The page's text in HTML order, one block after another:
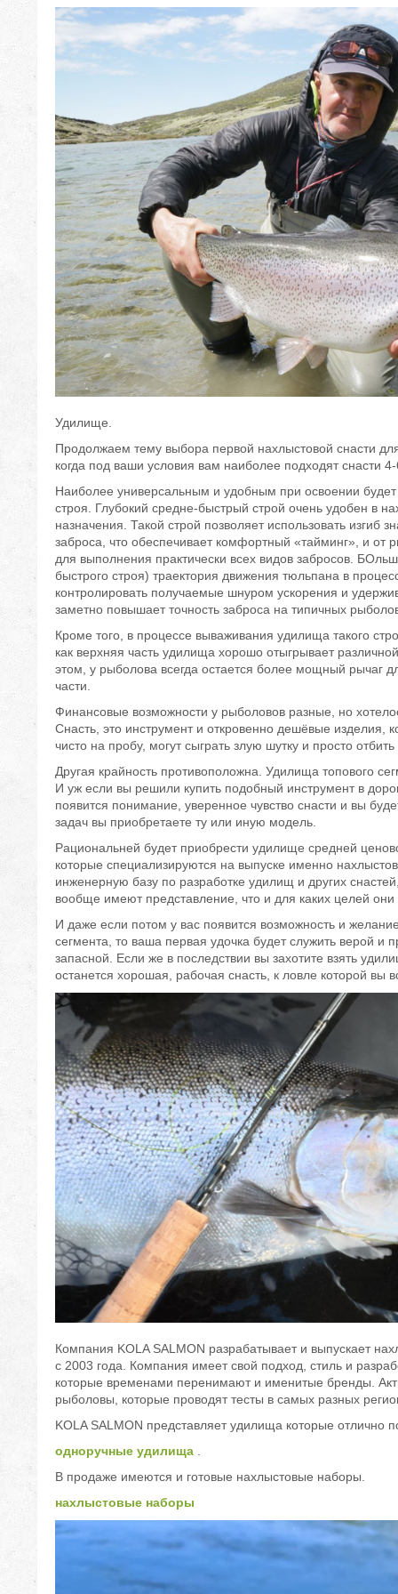
Удилище.
Продолжаем тему выбора первой нахлыстовой снасти
когда под ваши условия вам наиболее подходят снасти 4-
Наиболее универсальным и удобным при освоении
строя. Глубокий средне-быстрый строй очень удобен в
назначения. Такой строй позволяет использовать изгиб
заброса, что обеспечивает комфортный «тайминг», и от
для выполнения практически всех видов забросов.
быстрого строя) траектория движения тюльпана в
контролировать получаемые шнуром ускорения и
заметно повышает точность заброса на типичных
Кроме того, в процессе вываживания удилища такого
как верхняя часть удилища хорошо отыгрывает
этом, у рыболова всегда остается более мощный рычаг
части.
Финансовые возможности у рыболовов разные, но
Снасть, это инструмент и откровенно дешёвые изделия,
чисто на пробу, могут сыграть злую шутку и просто
Другая крайность противоположна. Удилища топового
И уж если вы решили купить подобный инструмент в
появится понимание, уверенное чувство снасти и вы
задач вы приобретаете ту или иную модель.
Рациональней будет приобрести удилище средней
которые специализируются на выпуске именно
инженерную базу по разработке удилищ и других
вообще имеют представление, что и для каких целей они
И даже если потом у вас появится возможность и желание
сегмента, то ваша первая удочка будет служить верой и
запасной. Если же в последствии вы захотите взять
останется хорошая, рабочая снасть, к ловле которой вы
Компания KOLA SALMON разрабатывает и выпускает
с 2003 года. Компания имеет свой подход, стиль и
которые временами перенимают и именитые бренды.
рыболовы, которые проводят тесты в самых разных
KOLA SALMON представляет удилища которые отлично
одноручные удилища
В продаже имеются и готовые нахлыстовые наборы.
нахлыстовые наборы